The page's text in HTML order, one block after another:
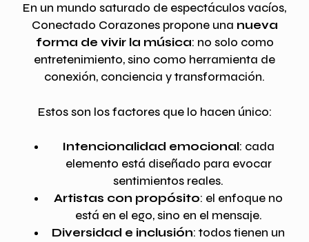
En un mundo saturado de espectáculos vacíos,
Conectado Corazones propone una nueva
forma de vivir la música: no solo como
entretenimiento, sino como herramienta de
conexión, conciencia y transformación.
Estos son los factores que lo hacen único:
Intencionalidad emocional: cada
elemento está diseñado para evocar
sentimientos reales.
Artistas con propósito: el enfoque no
está en el ego, sino en el mensaje.
Diversidad e inclusión: todos tienen un